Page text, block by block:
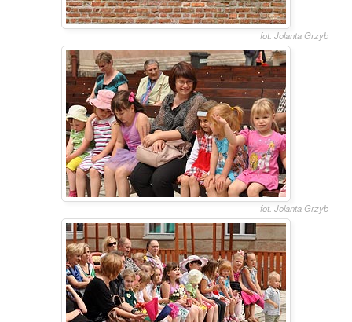
fot. Jolanta Grzyb
fot. Jolanta Grzyb